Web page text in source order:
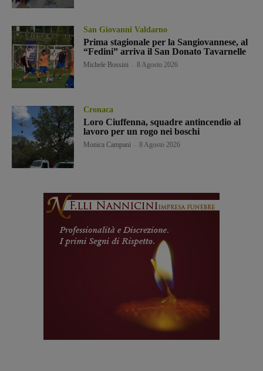
San Giovanni Valdarno
Prima stagionale per la Sangiovannese, al
“Fedini” arriva il San Donato Tavarnelle
Michele Bossini 8 Agosto 2026
Cronaca
Loro Ciuffenna, squadre antincendio al
lavoro per un rogo nei boschi
Monica Campani 8 Agosto 2026